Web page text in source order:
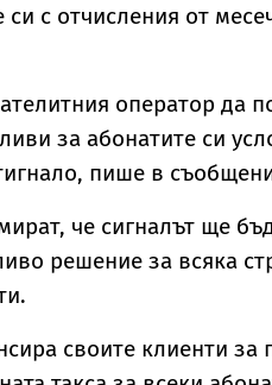
с отчисления от
оператор да
за абонатите си
пише в
че сигналът ще
решение за всяка
своите клиенти за